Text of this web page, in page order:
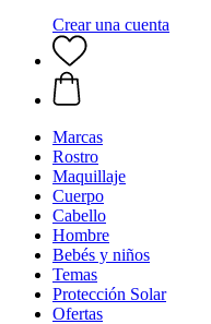
Crear una cuenta
Marcas
Rostro
Maquillaje
Cuerpo
Cabello
Hombre
Bebés y niños
Temas
Protección Solar
Ofertas